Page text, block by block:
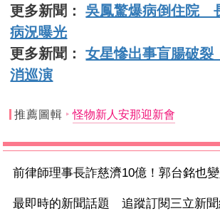
更多新聞：吳鳳驚爆病倒住院
病況曝光
更多新聞：女星慘出事盲腸破
消巡演
推薦圖輯 怪物新人安那迎新會
前律師理事長詐慈濟10億！郭台銘也
最即時的新聞話題 追蹤訂閱三立新聞